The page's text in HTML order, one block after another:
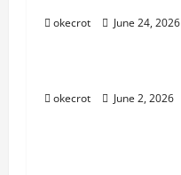
okecrot June 24, 2026
Uncategorized
okecrot June 2, 2026
Uncategorized